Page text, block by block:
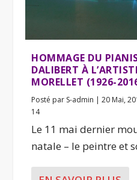
HOMMAGE DU
DALIBERT À
MORELLET (1926-
Posté par S-admin |20 Mai,
14
Le 11 mai dernier
natale – le peintre et